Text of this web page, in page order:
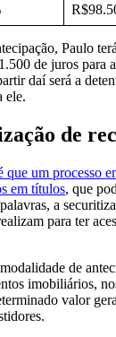
Paulo
de juros para
daí será a
ele.
de
que um processo
em títulos, que
a
para ter
de
imobiliários,
valor